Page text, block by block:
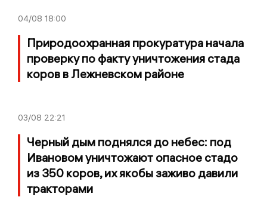
04/08 18:00
Природоохранная прокуратура начала
проверку по факту уничтожения стада
коров в Лежневском районе
03/08 22:21
Черный дым поднялся до небес: под
Ивановом уничтожают опасное стадо
из 350 коров, их якобы заживо давили
тракторами